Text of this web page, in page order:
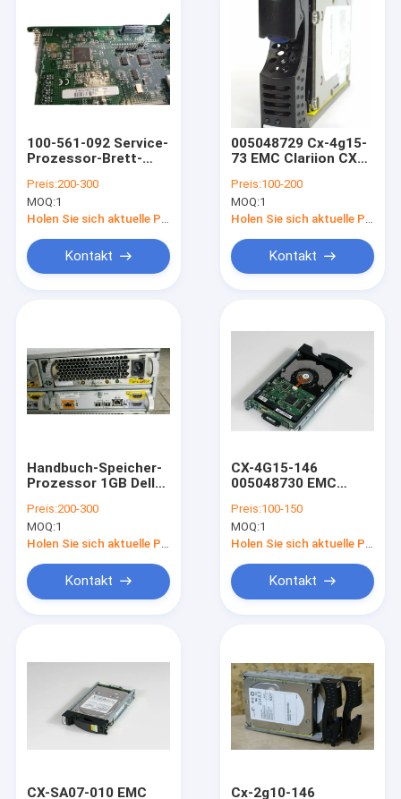
Über uns
Fabrik-Ausflug
Fordern Sie ein Zitat
Einheits-Speicher DELLS EMC
Daten-Gebiet DELLS EMC
DELL EMC Powerstore
100-561-092 Service-
Prozessor-Brett-
Clariion Cx3-80
Preis:200-300
MOQ:1
Holen Sie sich aktuelle Preis
Kontakt
005048729 Cx-4g15-
73 EMC Clariion CX
FC
Festplattenlaufwerk-
heißer Stecker
Preis:100-200
MOQ:1
Holen Sie sich aktuelle Preis
Kontakt
Handbuch-Speicher-
Prozessor 1GB Dell
005048349
Preis:200-300
MOQ:1
Holen Sie sich aktuelle Preis
Kontakt
CX-4G15-146
005048730 EMC
Fc Hdd 4GB
Preis:100-150
MOQ:1
Holen Sie sich aktuelle Preis
Kontakt
CX-SA07-010 EMC
Cx-2g10-146